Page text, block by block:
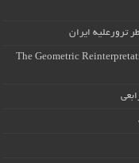
ترورعلیه ایران
The Geometric